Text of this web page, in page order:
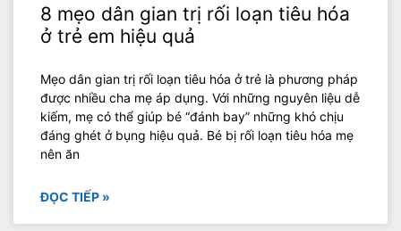
8 mẹo dân gian trị rối loạn tiêu hóa
ở trẻ em hiệu quả
Mẹo dân gian trị rối loạn tiêu hóa ở trẻ là phương pháp
được nhiều cha mẹ áp dụng. Với những nguyên liệu dễ
kiếm, mẹ có thể giúp bé “đánh bay” những khó chịu
đáng ghét ở bụng hiệu quả. Bé bị rối loạn tiêu hóa mẹ
nên ăn
ĐỌC TIẾP »